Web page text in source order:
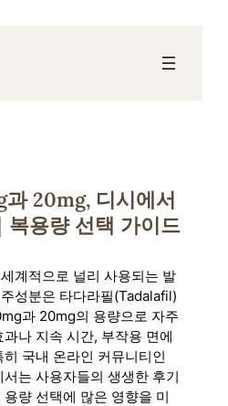
20mg, 디시에서
복용량 선택 가이드
계적으로 널리 사용되는 발
성분은 타다라필(Tadalafil)
과 20mg의 용량으로 자주
나 지속 시간, 부작용 면에
국내 온라인 커뮤니티인
서는 사용자들의 생생한 후기
량 선택에 많은 영향을 미